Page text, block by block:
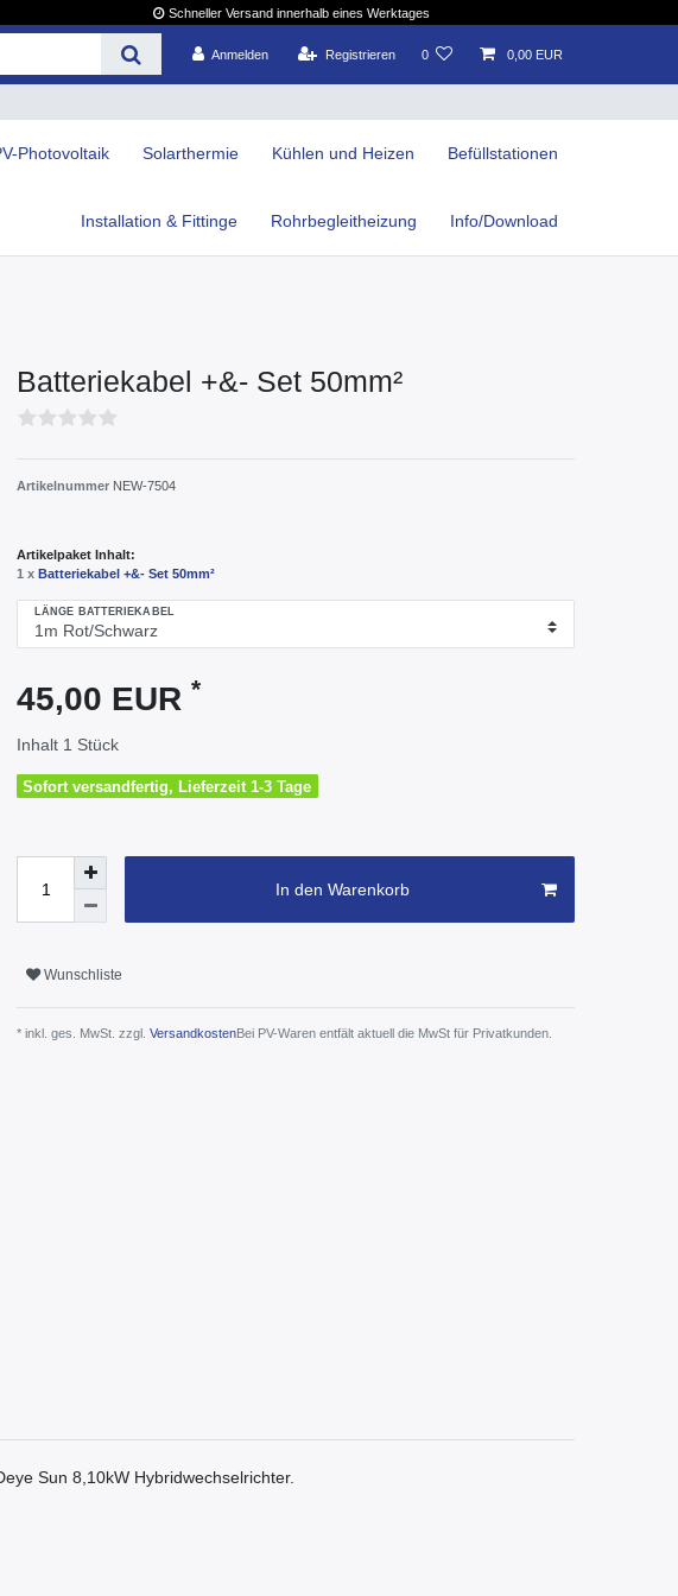
Schneller Versand innerhalb eines Werktages
Anmelden Registrieren 0 0,00 EUR
Photovoltaik Solarthermie Kühlen und Heizen Befüllstationen
Installation & Fittinge Rohrbegleitheizung Info/Download
Batteriekabel +&- Set 50mm²
Artikelnummer NEW-7504
Artikelpaket Inhalt:
1 x Batteriekabel +&- Set 50mm²
LÄNGE BATTERIEKABEL
45,00 EUR *
Inhalt 1 Stück
Sofort versandfertig, Lieferzeit 1-3 Tage
In den Warenkorb
Wunschliste
* inkl. ges. MwSt. zzgl. VersandkostenBei PV-Waren entfält aktuell die MwSt für Privatkunden.
Sun 8,10kW Hybridwechselrichter.